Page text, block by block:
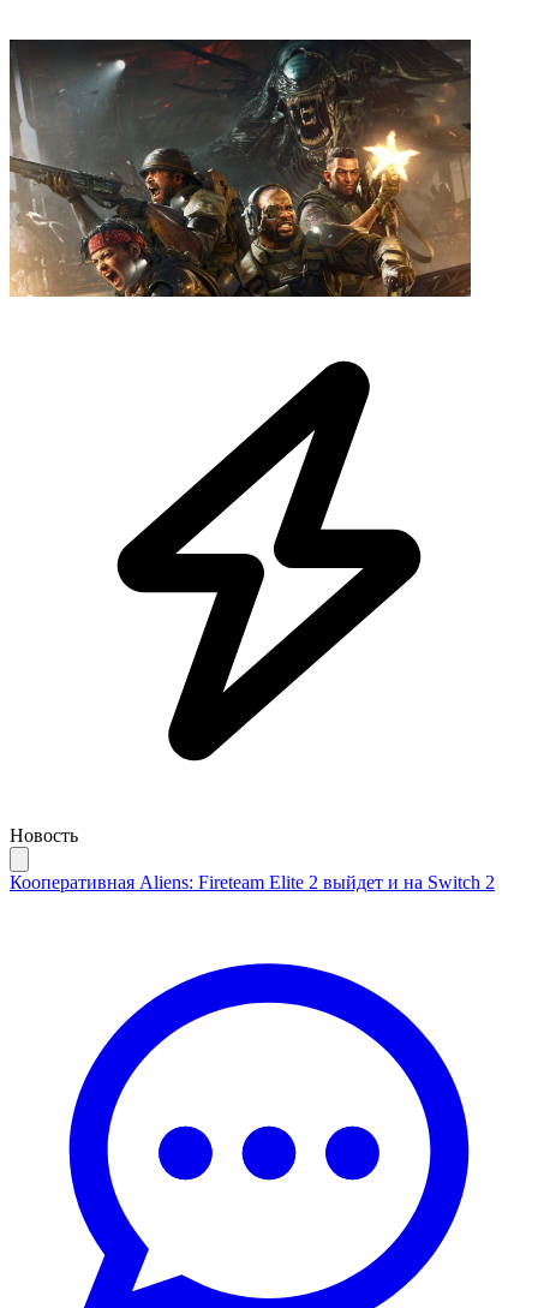
Новость
Кооперативная Aliens: Fireteam Elite 2 выйдет и на Switch 2